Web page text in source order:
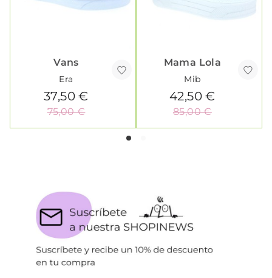
Vans
Era
37,50 €
75,00 €
Mama Lola
Mib
42,50 €
85,00 €